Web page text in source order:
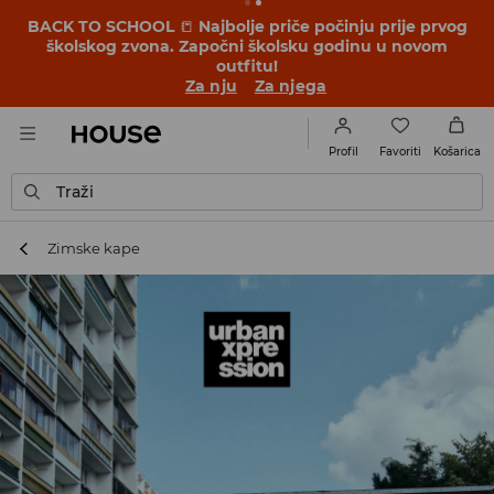
BACK TO SCHOOL 📒 Najbolje priče počinju prije prvog
školskog zvona. Započni školsku godinu u novom
outfitu!
Za nju
Za njega
Profil Favoriti Košarica
Traži
Zimske kape